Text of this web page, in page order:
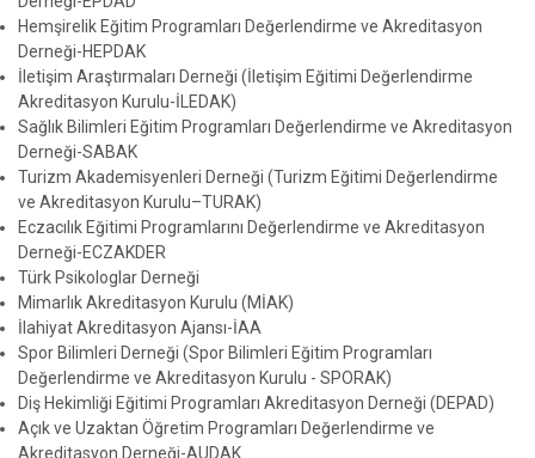
Hemşirelik Eğitim Programları Değerlendirme ve Akreditasyon
Derneği-HEPDAK
İletişim Araştırmaları Derneği (İletişim Eğitimi Değerlendirme
Akreditasyon Kurulu-İLEDAK)
Sağlık Bilimleri Eğitim Programları Değerlendirme ve Akreditasyon
Derneği-SABAK
Turizm Akademisyenleri Derneği (Turizm Eğitimi Değerlendirme
ve Akreditasyon Kurulu–TURAK)
Eczacılık Eğitimi Programlarını Değerlendirme ve Akreditasyon
Derneği-ECZAKDER
Türk Psikologlar Derneği
Mimarlık Akreditasyon Kurulu (MİAK)
İlahiyat Akreditasyon Ajansı-İAA
Spor Bilimleri Derneği (Spor Bilimleri Eğitim Programları
Değerlendirme ve Akreditasyon Kurulu - SPORAK)
Diş Hekimliği Eğitimi Programları Akreditasyon Derneği (DEPAD)
Açık ve Uzaktan Öğretim Programları Değerlendirme ve
Akreditasyon Derneği-AUDAK